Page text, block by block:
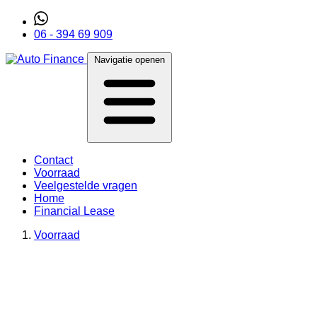
06 - 394 69 909
Navigatie openen
Contact
Voorraad
Veelgestelde vragen
Home
Financial Lease
Voorraad